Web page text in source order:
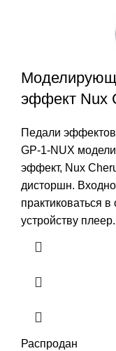
эффект Nux
Педали
GP-1-NUX
эффект, Nux
дисторшн.
практиковаться
устройству плеер.
Распродан